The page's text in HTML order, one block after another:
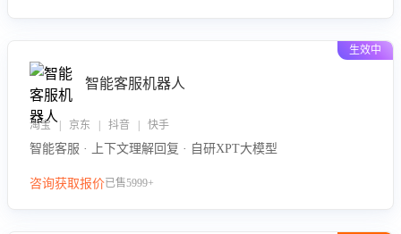
生效中
智能客服机器人
淘宝 | 京东 | 抖音 | 快手
智能客服 · 上下文理解回复 · 自研XPT大模型
咨询获取报价已售5999+